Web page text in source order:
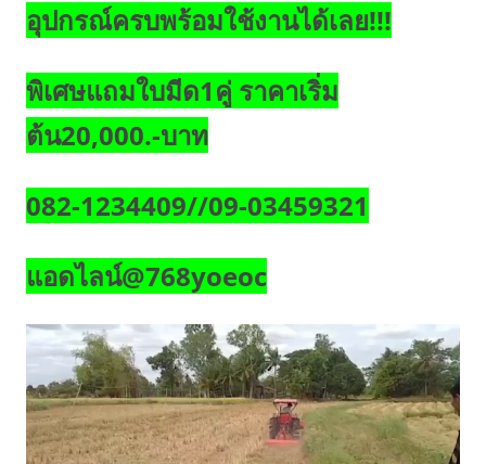
อุปกรณ์ครบพร้อมใช้งานได้เลย!!!
พิเศษแถมใบมีด1คู่ ราคาเริ่ม
ต้น20,000.-บาท
082-1234409//09-03459321
แอดไลน์@768yoeoc
ตัว
เล่น
ไฟล์
วิดีโอ